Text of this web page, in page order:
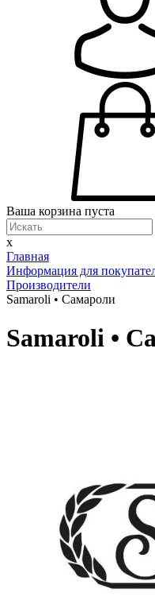
Ваша корзина пуста
x
Главная
Информация для
Производители
Samaroli • Самароли
Samaroli •